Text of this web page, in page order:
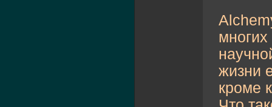
жизни
кроме